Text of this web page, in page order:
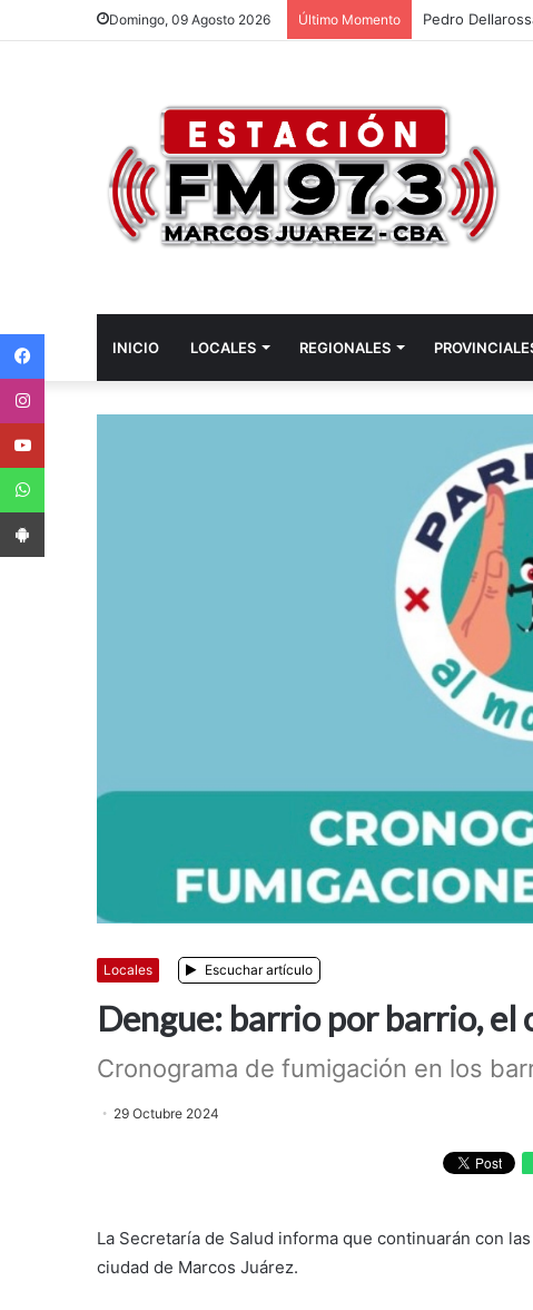
Domingo, 09 Agosto 2026 Último Momento Pedro
INICIO LOCALES REGIONALES
Locales Escuchar artículo
Dengue: barrio por barrio, el
Cronograma de fumigación en los
29 Octubre 2024
La Secretaría de Salud informa que continuarán con
ciudad de Marcos Juárez.
Instagram